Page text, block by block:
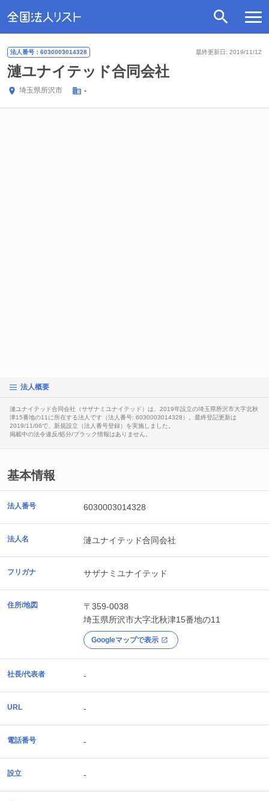
最終更新日: 2019/11/12
法人番号：6030003014328
漣ユナイテッド合同会社
埼玉県所沢市 -
法人概要
漣ユナイテッド合同会社（サザナミユナイテッド）は、2019年設立の埼玉県所沢市大字北秋
津15番地の11に所在する法人です（法人番号: 6030003014328）。最終登記更新は
2019/11/06で、新規設立（法人番号登録）を実施しました。
掲載中の法令違反/処分/ブラック情報はありません。
基本情報
法人番号 6030003014328
法人名 漣ユナイテッド合同会社
フリガナ サザナミユナイテッド
住所/地図
〒359-0038
埼玉県所沢市大字北秋津15番地の11
Googleマップで表示
社長/代表者 -
URL -
電話番号 -
設立 -